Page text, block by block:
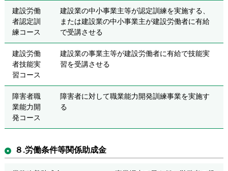
建設労働
者認定訓
練コース
建設業の中小事業主等が認定訓練を実施する、
または建設業の中小事業主が建設労働者に有給
で受講させる
建設労働
者技能実
習コース
建設業の事業主等が建設労働者に有給で技能実
習を受講させる
障害者職
業能力開
発コース
障害者に対して職業能力開発訓練事業を実施す
る
８.労働条件等関係助成金